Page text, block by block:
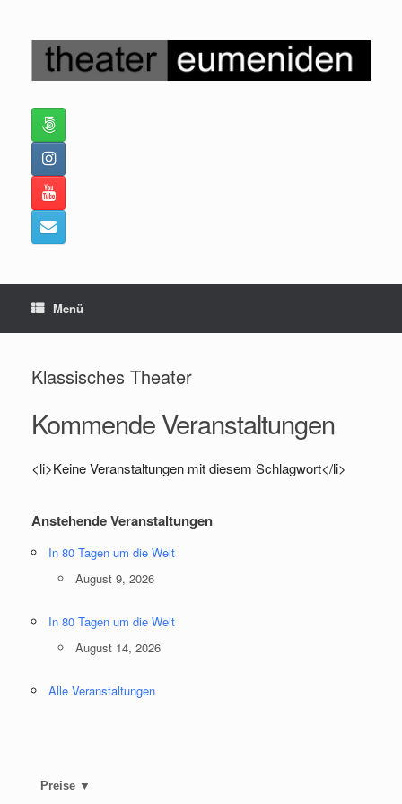
springen
Menü
Klassisches Theater
Kommende Veranstaltungen
<li>Keine Veranstaltungen mit diesem Schlagwort</li>
Anstehende Veranstaltungen
In 80 Tagen um die Welt
August 9, 2026
In 80 Tagen um die Welt
August 14, 2026
Alle Veranstaltungen
Preise ▼